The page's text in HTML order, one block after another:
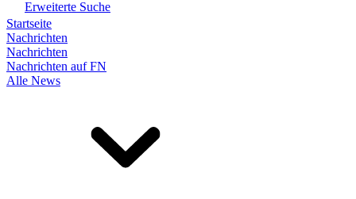
Erweiterte Suche
Startseite
Nachrichten
Nachrichten
Nachrichten auf FN
Alle News